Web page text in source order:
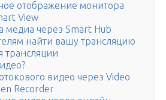
отображение монитора
View
медиа через Smart Hub
найти вашу трансляцию
трансляции
видео через Video
Recorder